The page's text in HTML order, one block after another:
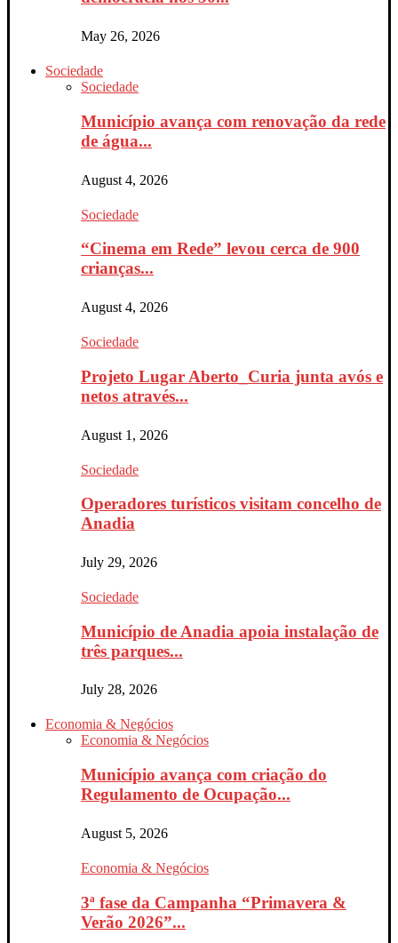
May 26, 2026
Sociedade
Sociedade
Município avança com renovação da rede
de água...
August 4, 2026
Sociedade
“Cinema em Rede” levou cerca de 900
crianças...
August 4, 2026
Sociedade
Projeto Lugar Aberto_Curia junta avós e
netos através...
August 1, 2026
Sociedade
Operadores turísticos visitam concelho de
Anadia
July 29, 2026
Sociedade
Município de Anadia apoia instalação de
três parques...
July 28, 2026
Economia & Negócios
Economia & Negócios
Município avança com criação do
Regulamento de Ocupação...
August 5, 2026
Economia & Negócios
3ª fase da Campanha “Primavera &
Verão 2026”...